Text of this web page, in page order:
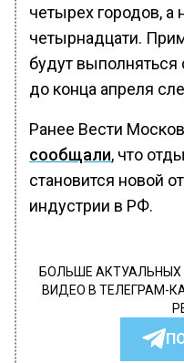
четырех городов, а
четырнадцати.
будут выполняться
до конца апреля
Ранее Вести
сообщали, что
становится новой
индустрии в РФ.
БОЛЬШЕ
ВИДЕО В ТЕЛЕГРАМ-